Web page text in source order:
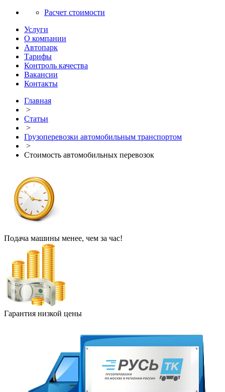
Расчет стоимости
Услуги
О компании
Автопарк
Тарифы
Контроль качества
Вакансии
Контакты
Главная
>
Статьи
>
Грузоперевозки автомобильным транспортом
>
Стоимость автомобильных перевозок
Подача машины менее, чем за час!
Гарантия низкой цены